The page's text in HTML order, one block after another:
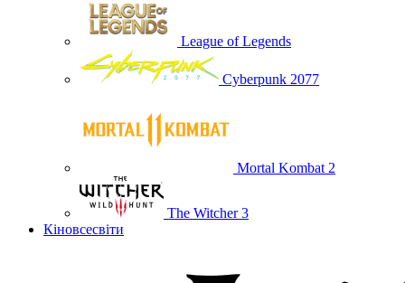
League of Legends
Cyberpunk 2077
Mortal Kombat 2
The Witcher 3
Кіновсесвіти